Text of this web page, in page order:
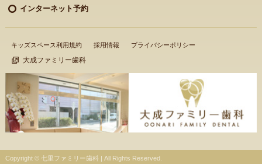
インターネット予約
キッズスペース利用規約 採用情報 プライバシーポリシー
大成ファミリー歯科
Copyright © 七里ファミリー歯科 | All Rights Reserved.